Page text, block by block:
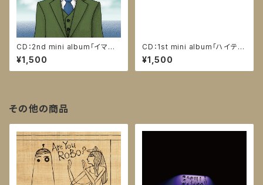
CD：2nd mini album「イマジ
ネーション」
¥1,500
CD：1st mini album「ハイテン
ションになりきれない」
¥1,500
その他の商品